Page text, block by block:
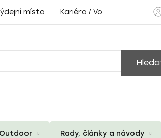
místa Kariéra / Volné pozice
Rady, články a návody